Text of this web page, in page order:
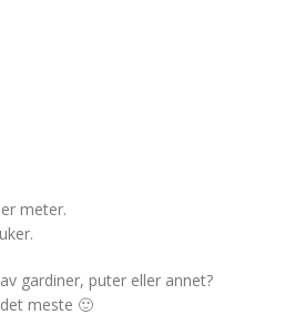
meter.
gardiner, puter eller annet?
meste 🙂